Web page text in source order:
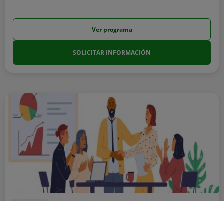
Ver programa
SOLICITAR INFORMACIÓN